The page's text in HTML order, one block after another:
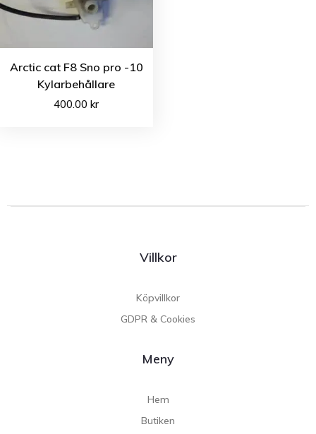
Arctic cat F8 Sno pro -10
Kylarbehållare
400.00kr
Villkor
Köpvillkor
GDPR & Cookies
Meny
Hem
Butiken